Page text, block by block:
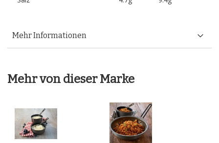
Mehr Informationen
Mehr von dieser Marke